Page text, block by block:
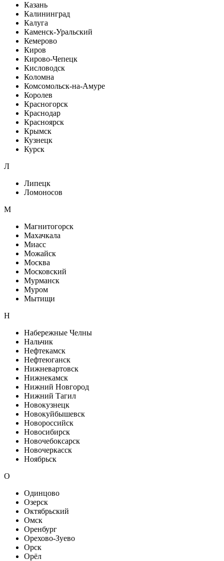
Казань
Калининград
Калуга
Каменск-Уральский
Кемерово
Киров
Кирово-Чепецк
Кисловодск
Коломна
Комсомольск-на-Амуре
Королев
Красногорск
Краснодар
Красноярск
Крымск
Кузнецк
Курск
Л
Липецк
Ломоносов
М
Магнитогорск
Махачкала
Миасс
Можайск
Москва
Московский
Мурманск
Муром
Мытищи
Н
Набережные Челны
Нальчик
Нефтекамск
Нефтеюганск
Нижневартовск
Нижнекамск
Нижний Новгород
Нижний Тагил
Новокузнецк
Новокуйбышевск
Новороссийск
Новосибирск
Новочебоксарск
Новочеркасск
Ноябрьск
О
Одинцово
Озерск
Октябрьский
Омск
Оренбург
Орехово-Зуево
Орск
Орёл